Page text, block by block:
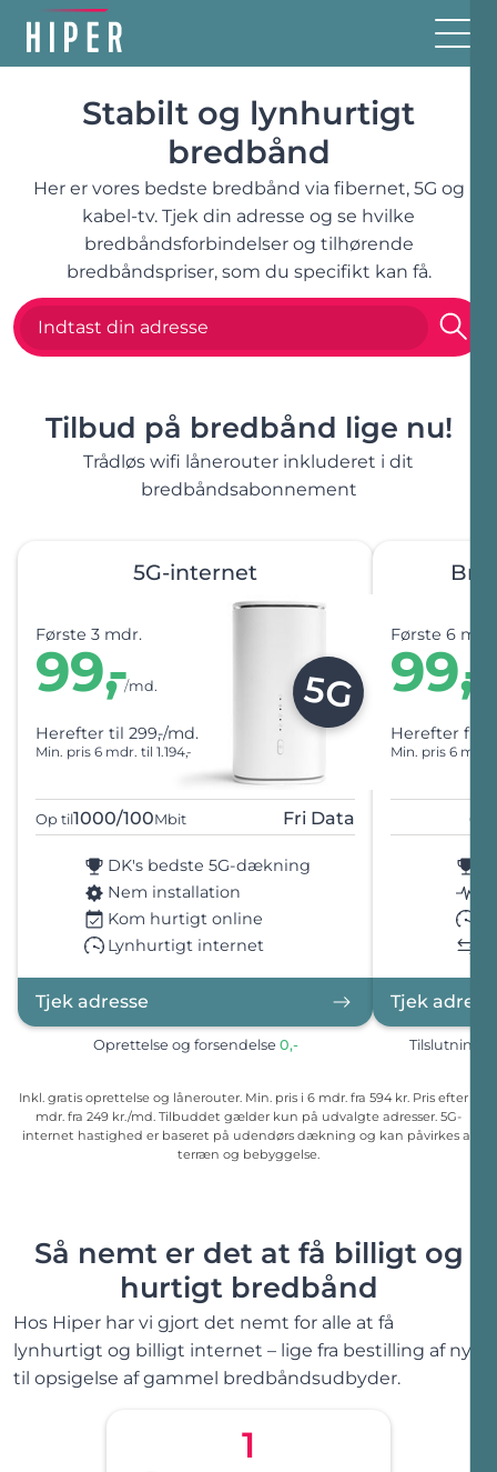
Stabilt og lyn­hurtigt
bredbånd
Her er vores bedste bredbånd via fibernet, 5G og
kabel-tv. Tjek din adresse og se hvilke
bredbåndsforbindelser og tilhørende
bredbåndspriser, som du specifikt kan få.
Tilbud på bredbånd lige nu!
Trådløs wifi lånerouter inkluderet i dit
bredbåndsabonnement
5G-internet
Første 3 mdr.
99,- /md.
Herefter til 299,-/md.
Min. pris 6 mdr. til 1.194,-
5G
Op til1000/100Mbit Fri Data
DK's bedste 5G-dækning
Nem installation
Kom hurtigt online
Lynhurtigt internet
Tjek adresse
Oprettelse og forsendelse 0,-
Første 6 mdr.
99,-
Herefter fra
Min. pris 6 mdr.
Op
Tjek
Tilslutning,
Inkl. gratis oprettelse og lånerouter. Min. pris i 6 mdr. fra 594 kr.Pris efter
mdr. fra 249 kr./md. Tilbuddet gælder kun på udvalgte adresser. 5G-
internet hastighed er baseret på udendørs dækning og kan påvirkes af
terræn og bebyggelse.
Så nemt er det at få billigt og
hurtigt bredbånd
Hos Hiper har vi gjort det nemt for alle at få
lynhurtigt og billigt internet – lige fra bestilling af nyt
til opsigelse af gammel bredbåndsudbyder.
1